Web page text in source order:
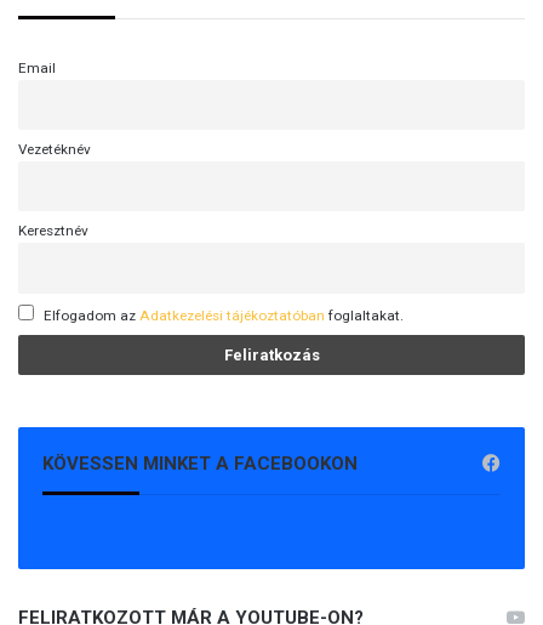
Email
Vezetéknév
Keresztnév
Elfogadom az Adatkezelési tájékoztatóban foglaltakat.
KÖVESSEN MINKET A FACEBOOKON
FELIRATKOZOTT MÁR A YOUTUBE-ON?